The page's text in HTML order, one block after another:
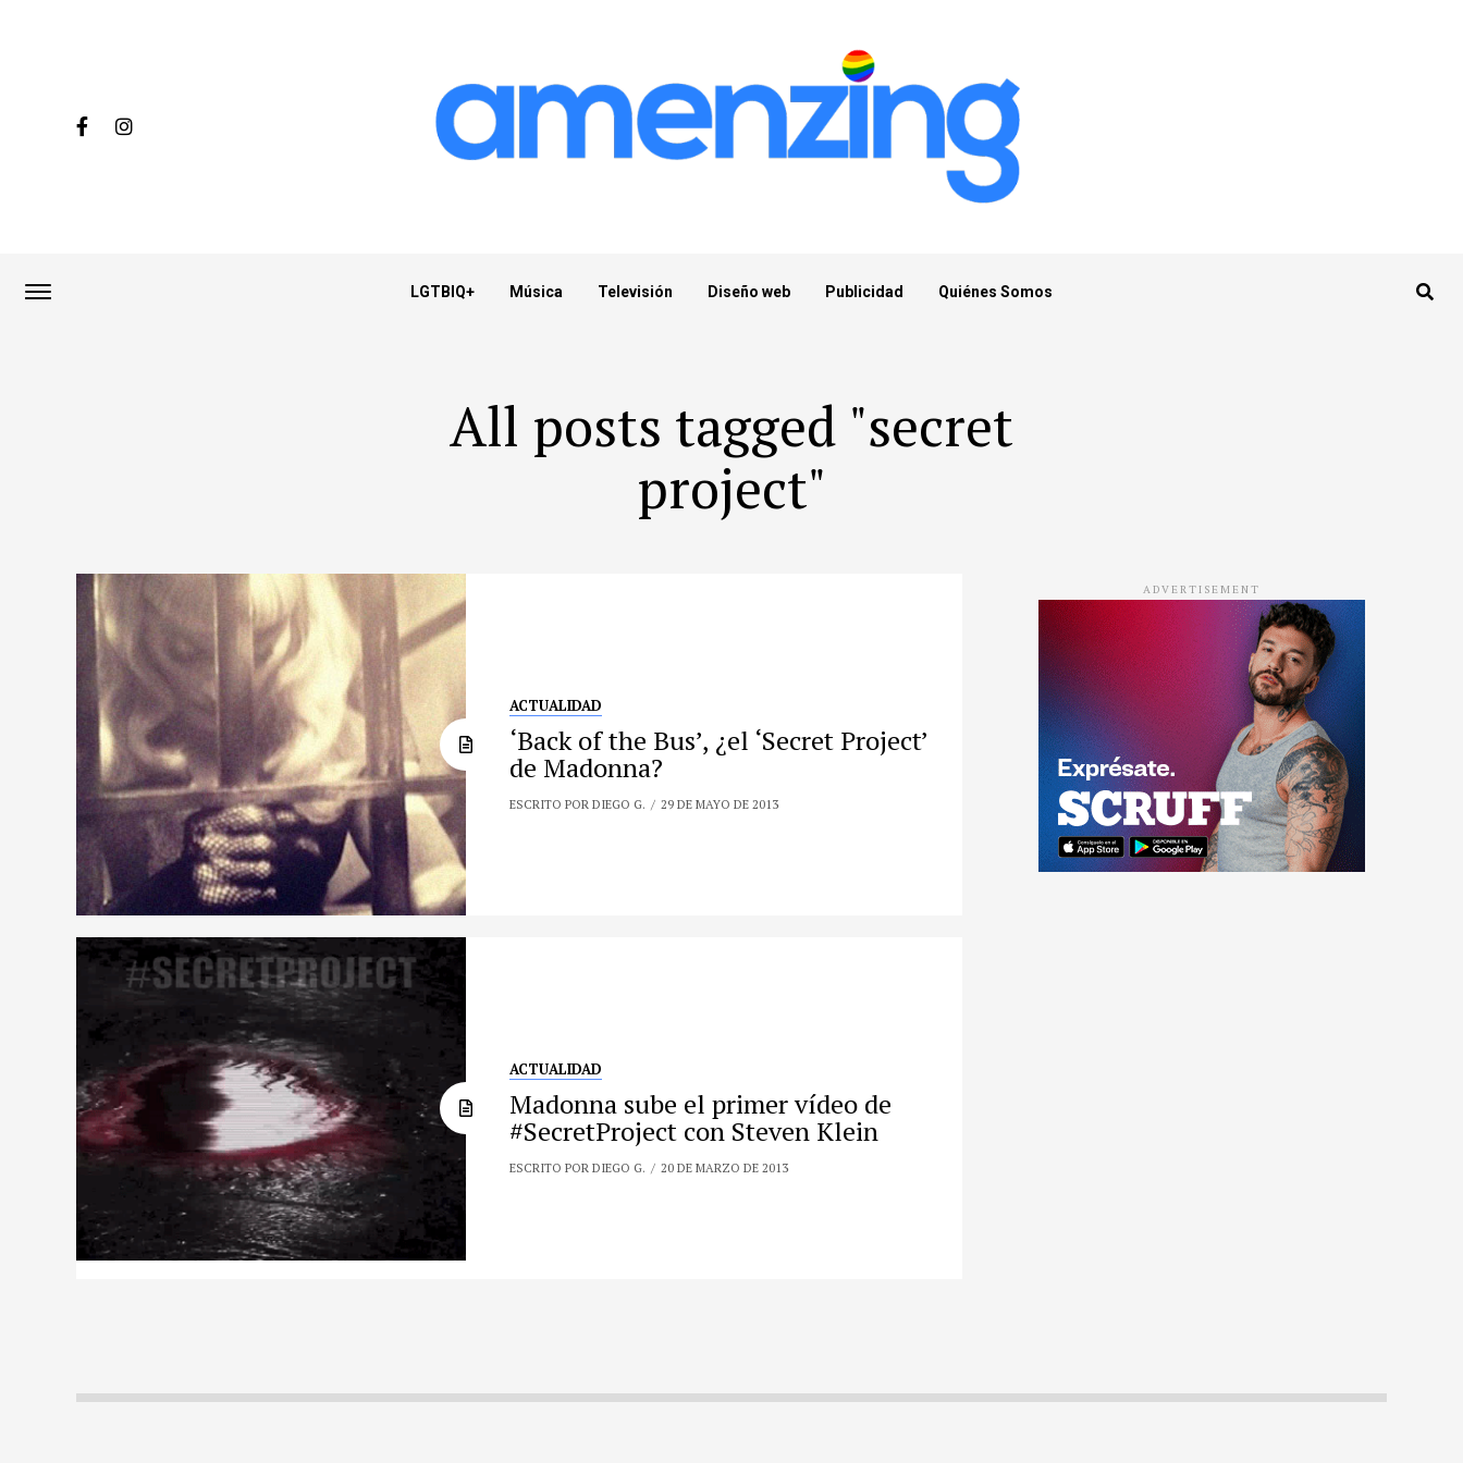
LGTBIQ+ Música Televisión Diseño web Publicidad Quiénes Somos
All posts tagged "secret
project"
ACTUALIDAD
‘Back of the Bus’, ¿el ‘Secret Project’
de Madonna?
ESCRITO POR DIEGO G. 29 DE MAYO DE 2013
ACTUALIDAD
Madonna sube el primer vídeo de
#SecretProject con Steven Klein
ESCRITO POR DIEGO G. 20 DE MARZO DE 2013
ADVERTISEMENT